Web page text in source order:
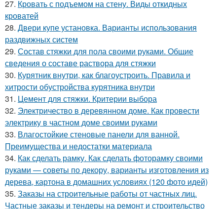
27. Кровать с подъемом на стену. Виды откидных
кроватей
28. Двери купе установка. Варианты использования
раздвижных систем
29. Состав стяжки для пола своими руками. Общие
сведения о составе раствора для стяжки
30. Курятник внутри, как благоустроить. Правила и
хитрости обустройства курятника внутри
31. Цемент для стяжки. Критерии выбора
32. Электричество в деревянном доме. Как провести
электрику в частном доме своими руками
33. Влагостойкие стеновые панели для ванной.
Преимущества и недостатки материала
34. Как сделать рамку. Как сделать фоторамку своими
руками — советы по декору, варианты изготовления из
дерева, картона в домашних условиях (120 фото идей)
35. Заказы на строительные работы от частных лиц.
Частные заказы и тендеры на ремонт и строительство